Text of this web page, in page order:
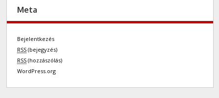
Meta
Bejelentkezés
RSS (bejegyzés)
RSS (hozzászólás)
WordPress.org